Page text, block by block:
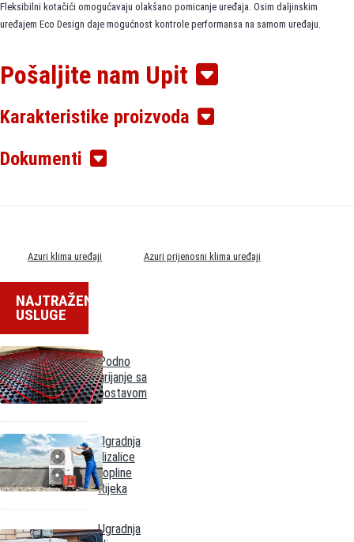
Fleksibilni kotačići omogućavaju olakšano pomicanje uređaja. Osim daljinskim
uređajem Eco Design daje mogućnost kontrole performansa na samom uređaju.
• Ugodan noćni način rada
• Samodijagnoza
• Automatski rad
• Timer
• Inteligentno predzagrijavanje
✅ Ključne značajke
Kapacitet hlađenja ≈
Energetski razred
Funkcija odvlaživanja zraka – smanjenje vlage bez potrebe za dodatnim uređajima
Samo hlađenje (bez grijanja) – fokus na održavanje hladovine ljeti
LED zaslon + timer + daljinski upravljač – jednostavno upravljanje
Noćni režim rada – tiši rad u noćnim satima
Cold Plasma tehnologija – pročišćavanje zraka, uklanjanje mirisa i alergena
Inteligentno predzagrijavanje, automatsko čišćenje, samodijagnoza – olakšano
Pošaljite nam Upit
Karakteristike proizvoda
Dokumenti
Azuri klima uređaji Azuri prijenosni klima uređaji
NAJTRAŽENIJE
USLUGE
Podno
grijanje sa
postavom
Ugradnja
dizalice
topline
Rijeka
Ugradnja